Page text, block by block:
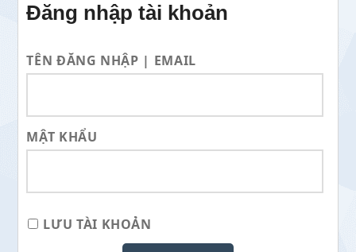
Đăng nhập tài khoản
TÊN ĐĂNG NHẬP | EMAIL
MẬT KHẨU
LƯU TÀI KHOẢN